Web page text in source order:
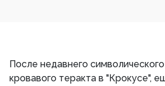
После недавнего
кровавого теракта в "Крокусе",